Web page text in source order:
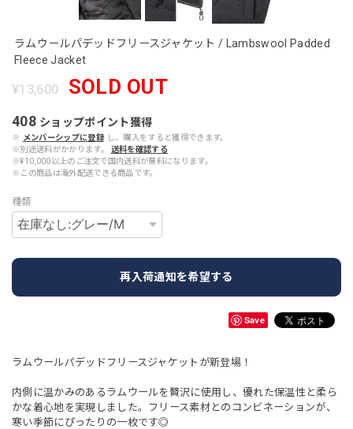
ラムウールパデッドフリースジャケット / Lambswool Padded
Fleece Jacket
¥13,600 SOLD OUT
408 ショップポイント獲得
※ メンバーシップに登録 し、購入をすると獲得できます。
※別途送料がかかります。
送料を確認する
※¥10,000以上のご注文で国内送料が無料になります。
※この商品は海外配送できる商品です。
種類
再入荷通知を希望する
Save
ラムウールパデッドフリースジャケットが新登場！
内側に温かみのあるラムウールを贅沢に使用し、優れた保温性と柔ら
かな着心地を実現しました。フリース素材とのコンビネーションが、
寒い季節にぴったりの一枚です◎